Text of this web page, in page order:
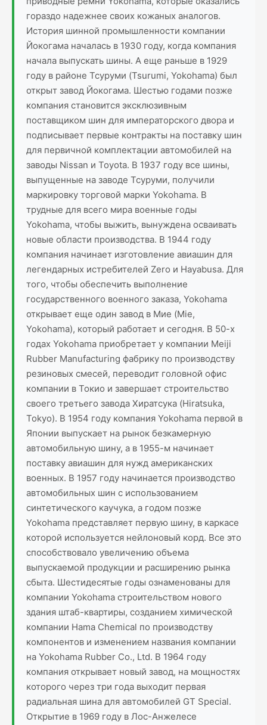
гораздо надежнее своих кожаных аналогов.
История шинной промышленности компании
Йокогама началась в 1930 году, когда компания
начала выпускать шины. А еще раньше в 1929
году в районе Тсуруми (Tsurumi, Yokohama) был
открыт завод Йокогама. Шестью годами позже
компания становится эксклюзивным
поставщиком шин для императорского двора и
подписывает первые контракты на поставку шин
для первичной комплектации автомобилей на
заводы Nissan и Toyota. В 1937 году все шины,
выпущенные на заводе Тсуруми, получили
маркировку торговой марки Yokohama. В
трудные для всего мира военные годы
Yokohama, чтобы выжить, вынуждена осваивать
новые области производства. В 1944 году
компания начинает изготовление авиашин для
легендарных истребителей Zero и Hayabusa. Для
того, чтобы обеспечить выполнение
государственного военного заказа, Yokohama
открывает еще один завод в Мие (Mie,
Yokohama), который работает и сегодня. В 50-х
годах Yokohama приобретает у компании Meiji
Rubber Manufacturing фабрику по производству
резиновых смесей, переводит головной офис
компании в Токио и завершает строительство
своего третьего завода Хиратсука (Hiratsuka,
Tokyo). В 1954 году компания Yokohama первой в
Японии выпускает на рынок безкамерную
автомобильную шину, а в 1955-м начинает
поставку авиашин для нужд американских
военных. В 1957 году начинается производство
автомобильных шин с использованием
синтетического каучука, а годом позже
Yokohama представляет первую шину, в каркасе
которой используется нейлоновый корд. Все это
способствовало увеличению объема
выпускаемой продукции и расширению рынка
сбыта. Шестидесятые годы ознаменованы для
компании Yokohama строительством нового
здания штаб-квартиры, созданием химической
компании Hama Chemical по производству
компонентов и изменением названия компании
на Yokohama Rubber Co., Ltd. В 1964 году
компания открывает новый завод, на мощностях
которого через три года выходит первая
радиальная шина для автомобилей GT Special.
Открытие в 1969 году в Лос-Анжелесе